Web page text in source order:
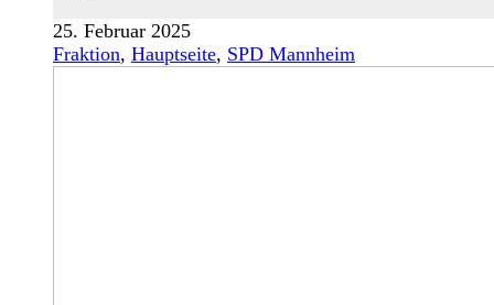
25. Februar 2025
Fraktion, Hauptseite, SPD Mannheim